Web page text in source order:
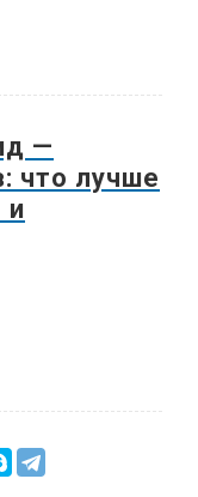
—
что лучше
и